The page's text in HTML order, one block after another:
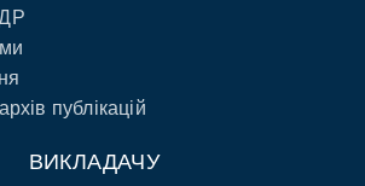
публікацій
ВИКЛАДАЧУ